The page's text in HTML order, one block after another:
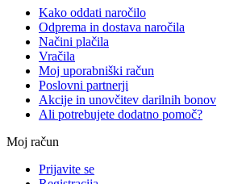
Kako oddati naročilo
Odprema in dostava naročila
Načini plačila
Vračila
Moj uporabniški račun
Poslovni partnerji
Akcije in unovčitev darilnih bonov
Ali potrebujete dodatno pomoč?
Moj račun
Prijavite se